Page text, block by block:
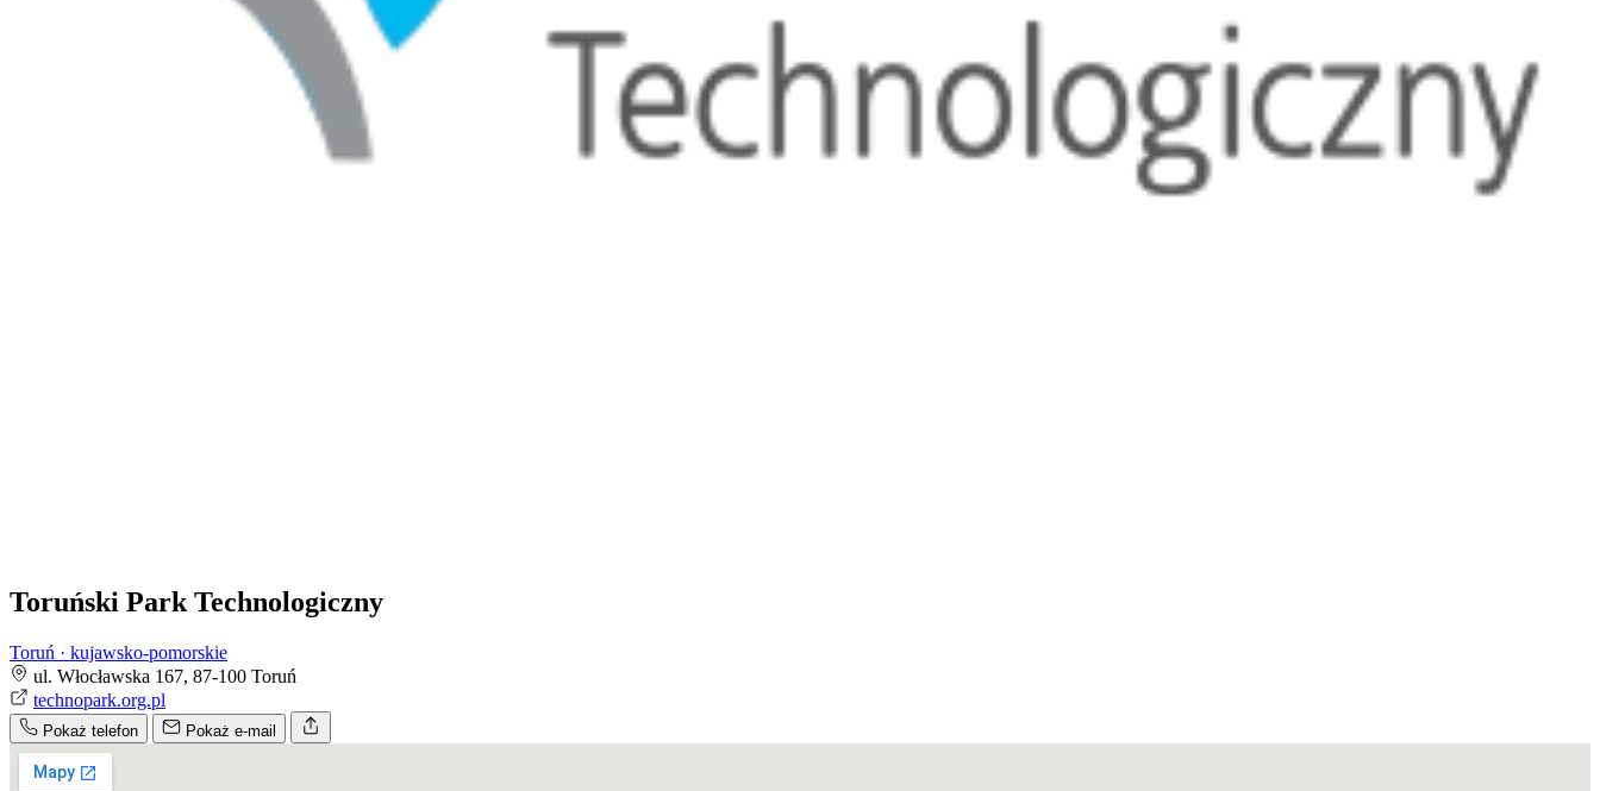
Toruński Park Technologiczny
Toruń · kujawsko-pomorskie
ul. Włocławska 167, 87-100 Toruń
technopark.org.pl
Pokaż telefon Pokaż e-mail